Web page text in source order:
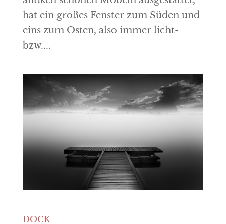
hat ein großes Fenster zum Süden und
eins zum Osten, also immer licht-
bzw....
DOCK